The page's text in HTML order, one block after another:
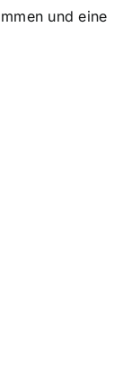
und eine